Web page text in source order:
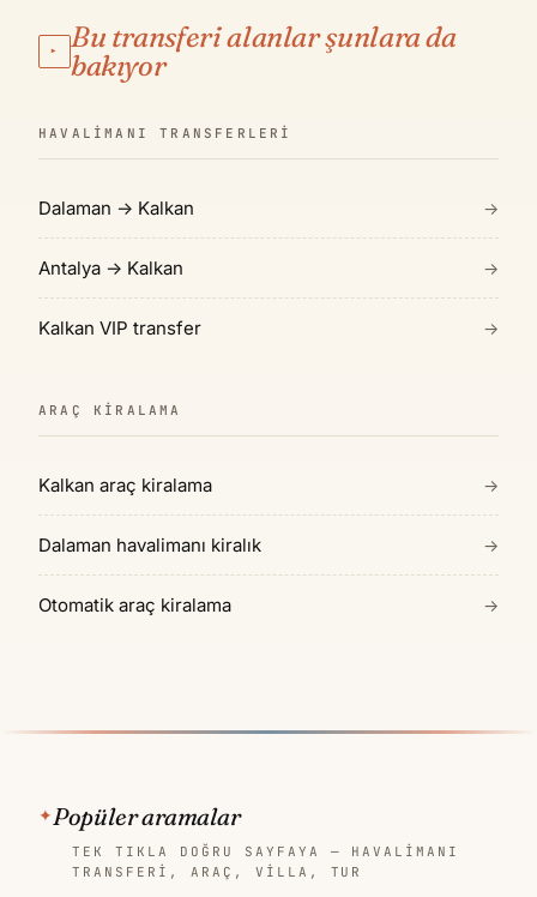
▸
Bu transferi alanlar şunlara da
bakıyor
HAVALIMANI TRANSFERLERI
Dalaman → Kalkan →
Antalya → Kalkan →
Kalkan VIP transfer →
ARAÇ KIRALAMA
Kalkan araç kiralama →
Dalaman havalimanı kiralık →
Otomatik araç kiralama →
Popüler aramalar
TEK TIKLA DOĞRU SAYFAYA — HAVALIMANI
TRANSFERI, ARAÇ, VILLA, TUR